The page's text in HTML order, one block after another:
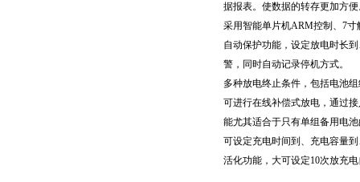
据报表。使数据的转存更加方
采用智能单片机ARM控制、7
自动保护功能，设定放电时长
警，同时自动记录停机方式。
多种放电终止条件，包括电池
可进行在线补偿式放电，通过
能尤其适合于只有单组备用电
可设定充电时间到、充电容量
活化功能，大可设定10次放充